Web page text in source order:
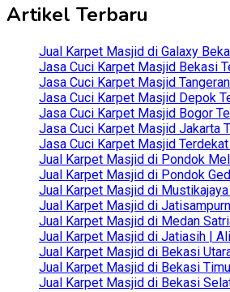
Artikel Terbaru
Jual Karpet Masjid di Galaxy
Jasa Cuci Karpet Masjid Bekasi
Jasa Cuci Karpet Masjid
Jasa Cuci Karpet Masjid Depok
Jasa Cuci Karpet Masjid Bogor
Jasa Cuci Karpet Masjid Jakarta
Jasa Cuci Karpet Masjid
Jual Karpet Masjid di Pondok
Jual Karpet Masjid di Pondok
Jual Karpet Masjid di
Jual Karpet Masjid di
Jual Karpet Masjid di Medan
Jual Karpet Masjid di Jatiasih |
Jual Karpet Masjid di Bekasi
Jual Karpet Masjid di Bekasi
Jual Karpet Masjid di Bekasi